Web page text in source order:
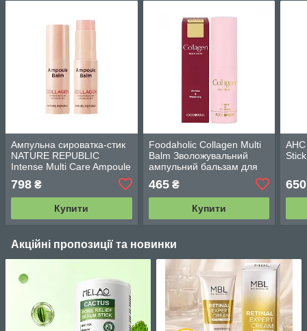
Ампульна сироватка-стик
NATURE REPUBLIC
Intense Multi Care Ampoule
798 ₴
Купити
Foodaholic Collagen Multi
Balm Зволожувальний
ампульний бальзам для
465₴
Купити
650
Акційні пропозиції та новинки